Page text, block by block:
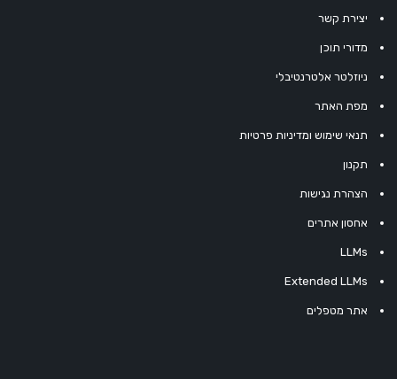
יצירת קשר
מדורי תוכן
ניוזלטר אלטרנטיבלי
מפת האתר
תנאי שימוש ומדיניות פרטיות
תקנון
הצהרת נגישות
אחסון אתרים
LLMs
Extended LLMs
אתר מטפלים